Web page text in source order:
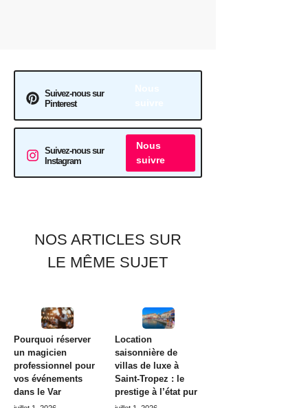
Suivez-nous sur
Pinterest
Suivez-nous sur
Instagram
Nous
suivre
NOS ARTICLES SUR
LE MÊME SUJET
Pourquoi réserver
un magicien
professionnel pour
vos événements
dans le Var
Location
saisonnière de
villas de luxe à
Saint-Tropez : le
prestige à l’état pur